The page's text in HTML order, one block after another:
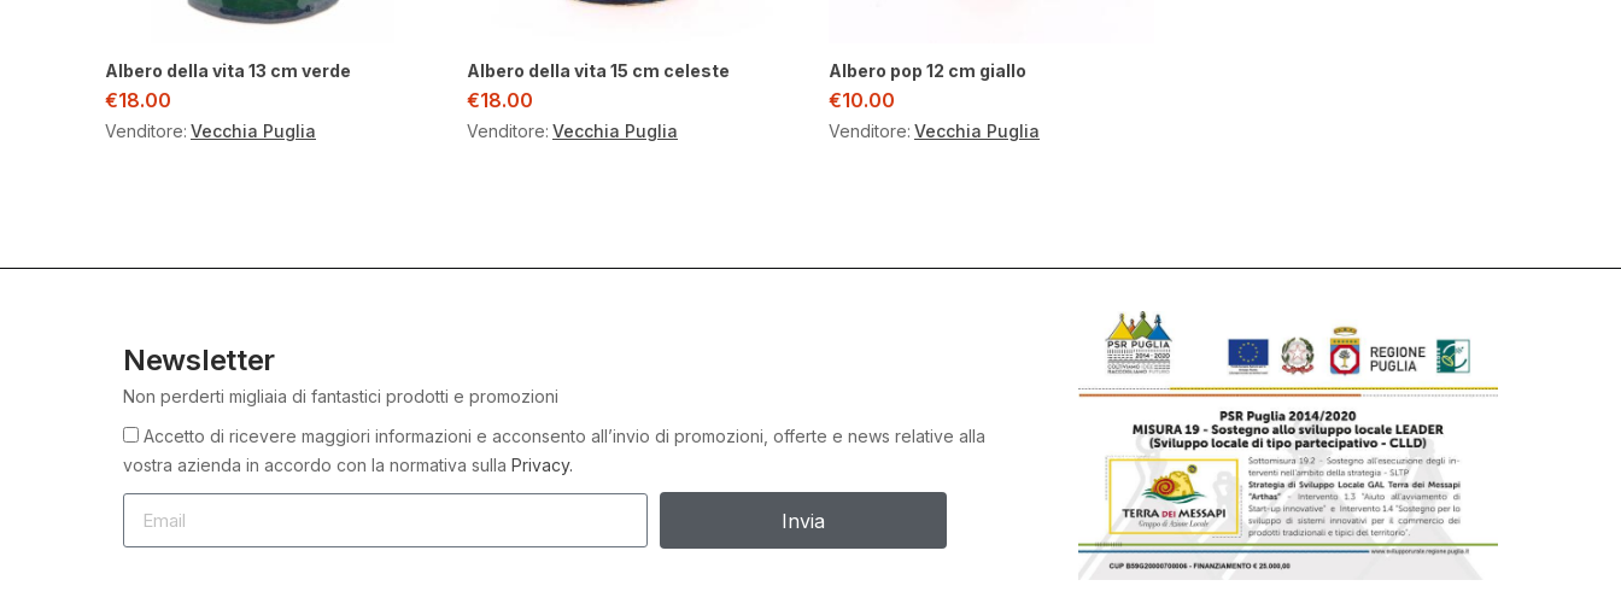
Albero della vita 13 cm verde
€18.00
Venditore: Vecchia Puglia
Albero della vita 15 cm celeste
€18.00
Venditore: Vecchia Puglia
Albero pop 12 cm giallo
€10.00
Venditore: Vecchia Puglia
Newsletter
Non perderti migliaia di fantastici prodotti e promozioni
Accetto di ricevere maggiori informazioni e acconsento all’invio di promozioni, offerte e news relative alla
vostra azienda in accordo con la normativa sulla Privacy.
Invia